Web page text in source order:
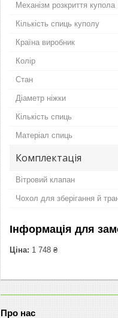
Механізм розкриття купола
Кількість спиць куполу
Країна виробник
Колір
Стан
Діаметр ніжки
Кількість спиць
Матеріал спиць
Комплектація
Вітровий клапан
Чохол для зберігання й
Інформація для
Ціна: 1 748 ₴
Про нас